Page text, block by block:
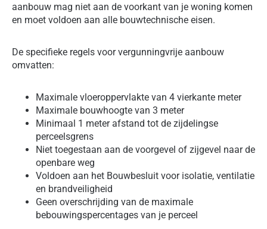
aanbouw mag niet aan de voorkant van je woning komen
en moet voldoen aan alle bouwtechnische eisen.
De specifieke regels voor vergunningvrije aanbouw
omvatten:
Maximale vloeroppervlakte van 4 vierkante meter
Maximale bouwhoogte van 3 meter
Minimaal 1 meter afstand tot de zijdelingse
perceelsgrens
Niet toegestaan aan de voorgevel of zijgevel naar de
openbare weg
Voldoen aan het Bouwbesluit voor isolatie, ventilatie
en brandveiligheid
Geen overschrijding van de maximale
bebouwingspercentages van je perceel